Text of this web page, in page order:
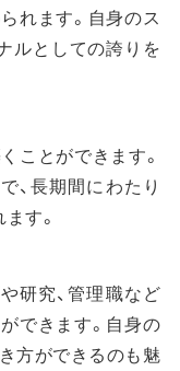
れます。自身のス
ルとしての誇りを
ことができます。
、長期間にわたり
す。
研究、管理職など
できます。自身の
方ができるのも魅